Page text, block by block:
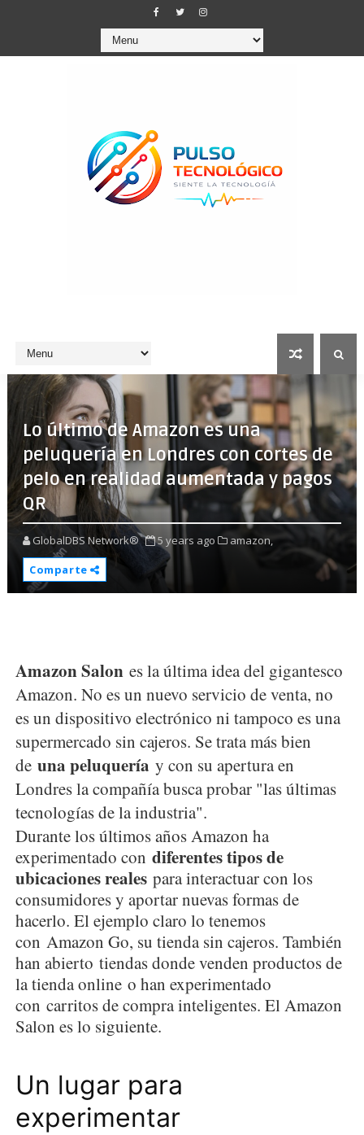
Lo último de Amazon es una
peluquería en Londres con cortes de
pelo en realidad aumentada y pagos
QR
GlobalDBS Network® 5 years ago
amazon,
Comparte
Amazon Salon es la última idea del gigantesco
Amazon. No es un nuevo servicio de venta, no
es un dispositivo electrónico ni tampoco es una
supermercado sin cajeros. Se trata más bien
de una peluquería y con su apertura en
Londres la compañía busca probar "las últimas
tecnologías de la industria".
Durante los últimos años Amazon ha
experimentado con diferentes tipos de
ubicaciones realespara interactuar con los
consumidores y aportar nuevas formas de
hacerlo. El ejemplo claro lo tenemos
con Amazon Go, su tienda sin cajeros. También
han abierto tiendas donde venden productos de
la tienda online o han experimentado
con carritos de compra inteligentes. El Amazon
Salon es lo siguiente.
Un lugar para
experimentar